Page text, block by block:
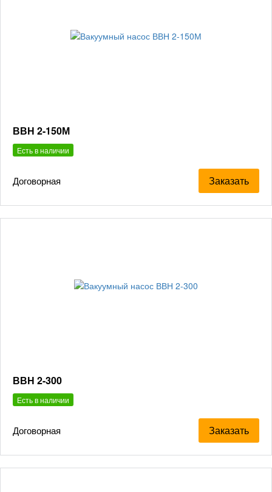
ВВН 2-150М
Есть в наличии
Договорная Заказать
ВВН 2-300
Есть в наличии
Договорная Заказать